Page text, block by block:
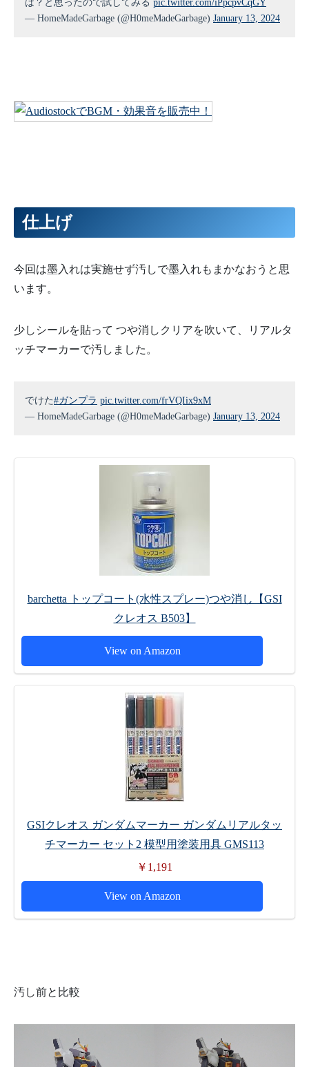
は？と思ったので試してみる pic.twitter.com/iPpcpvCqGY
— HomeMadeGarbage (@H0meMadeGarbage) January 13, 2024
仕上げ
今回は墨入れは実施せず汚しで墨入れもまかなおうと思
います。
少しシールを貼って つや消しクリアを吹いて、リアルタ
ッチマーカーで汚しました。
でけた#ガンプラ pic.twitter.com/frVQIix9xM
— HomeMadeGarbage (@H0meMadeGarbage) January 13, 2024
barchetta トップコート(水性スプレー)つや消し【GSI
クレオス B503】
View on Amazon
GSIクレオス ガンダムマーカー ガンダムリアルタッ
チマーカー セット2 模型用塗装用具 GMS113
￥1,191
View on Amazon
汚し前と比較